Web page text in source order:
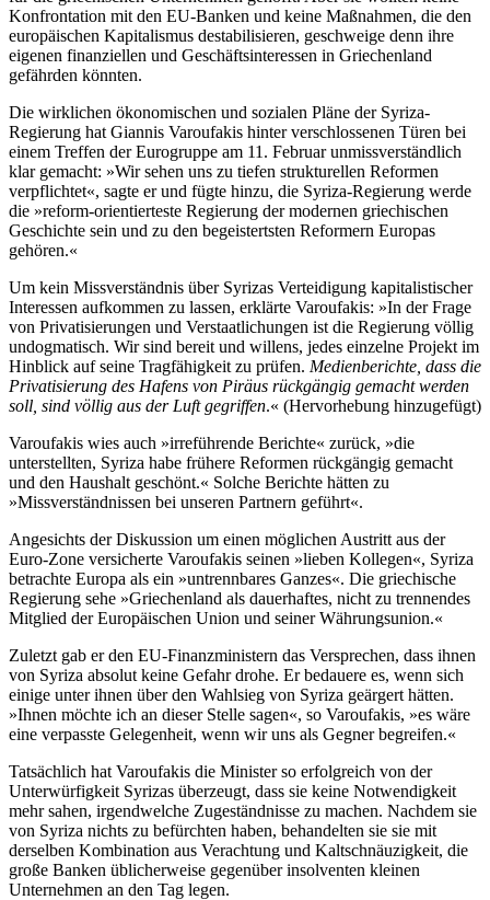
Konfrontation mit den EU-Banken und keine Maßnahmen, die den
europäischen Kapitalismus destabilisieren, geschweige denn ihre
eigenen finanziellen und Geschäftsinteressen in Griechenland
gefährden könnten.
Die wirklichen ökonomischen und sozialen Pläne der Syriza-
Regierung hat Giannis Varoufakis hinter verschlossenen Türen bei
einem Treffen der Eurogruppe am 11. Februar unmissverständlich
klar gemacht: »Wir sehen uns zu tiefen strukturellen Reformen
verpflichtet«, sagte er und fügte hinzu, die Syriza-Regierung werde
die »reform-orientierteste Regierung der modernen griechischen
Geschichte sein und zu den begeistertsten Reformern Europas
gehören.«
Um kein Missverständnis über Syrizas Verteidigung kapitalistischer
Interessen aufkommen zu lassen, erklärte Varoufakis: »In der Frage
von Privatisierungen und Verstaatlichungen ist die Regierung völlig
undogmatisch. Wir sind bereit und willens, jedes einzelne Projekt im
Hinblick auf seine Tragfähigkeit zu prüfen. Medienberichte, dass die
Privatisierung des Hafens von Piräus rückgängig gemacht werden
soll, sind völlig aus der Luft gegriffen.« (Hervorhebung hinzugefügt)
Varoufakis wies auch »irreführende Berichte« zurück, »die
unterstellten, Syriza habe frühere Reformen rückgängig gemacht
und den Haushalt geschönt.« Solche Berichte hätten zu
»Missverständnissen bei unseren Partnern geführt«.
Angesichts der Diskussion um einen möglichen Austritt aus der
Euro-Zone versicherte Varoufakis seinen »lieben Kollegen«, Syriza
betrachte Europa als ein »untrennbares Ganzes«. Die griechische
Regierung sehe »Griechenland als dauerhaftes, nicht zu trennendes
Mitglied der Europäischen Union und seiner Währungsunion.«
Zuletzt gab er den EU-Finanzministern das Versprechen, dass ihnen
von Syriza absolut keine Gefahr drohe. Er bedauere es, wenn sich
einige unter ihnen über den Wahlsieg von Syriza geärgert hätten.
»Ihnen möchte ich an dieser Stelle sagen«, so Varoufakis, »es wäre
eine verpasste Gelegenheit, wenn wir uns als Gegner begreifen.«
Tatsächlich hat Varoufakis die Minister so erfolgreich von der
Unterwürfigkeit Syrizas überzeugt, dass sie keine Notwendigkeit
mehr sahen, irgendwelche Zugeständnisse zu machen. Nachdem sie
von Syriza nichts zu befürchten haben, behandelten sie sie mit
derselben Kombination aus Verachtung und Kaltschnäuzigkeit, die
große Banken üblicherweise gegenüber insolventen kleinen
Unternehmen an den Tag legen.